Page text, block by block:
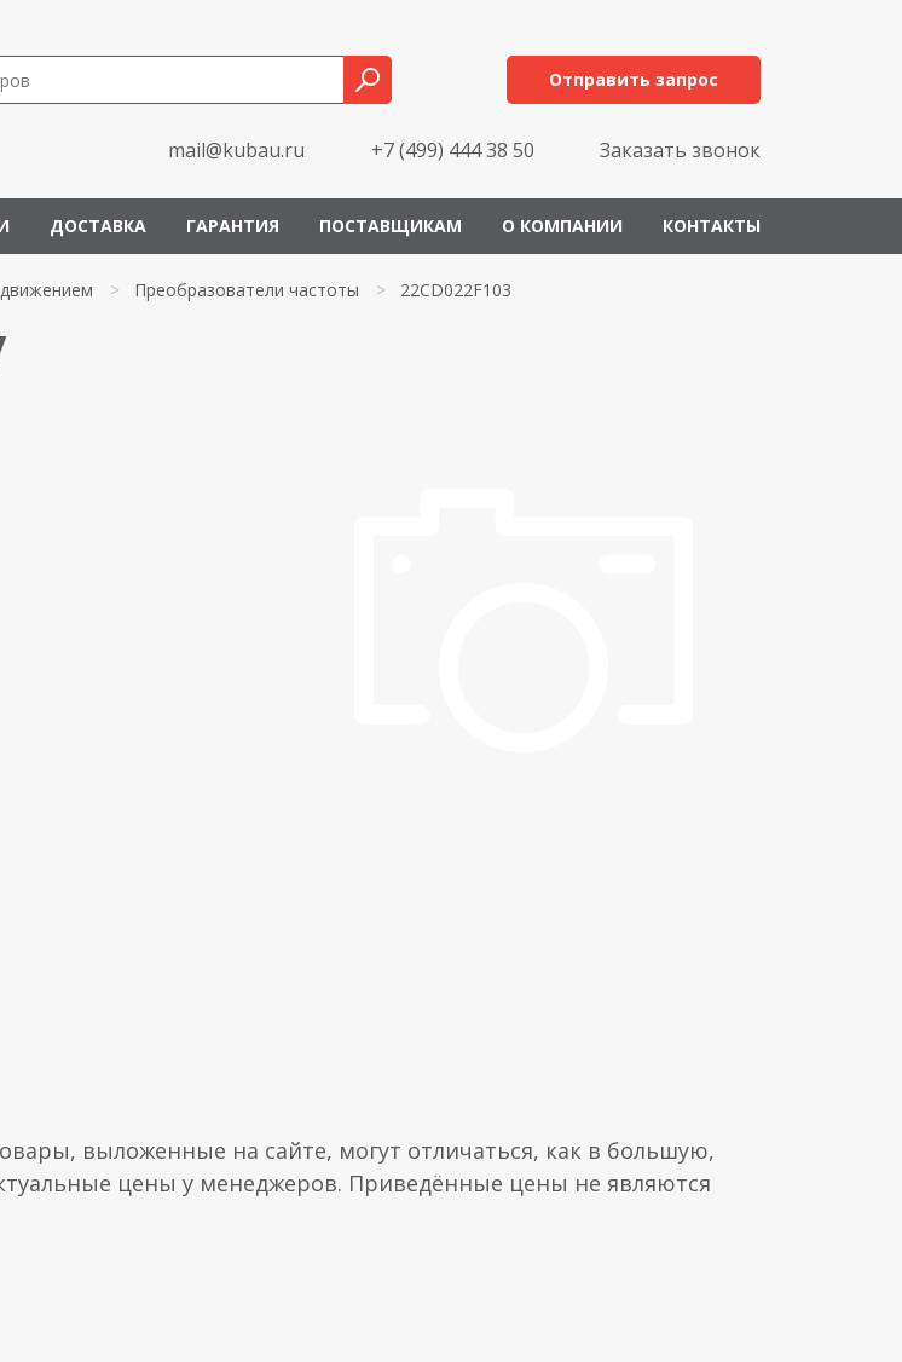
Отправить запрос
mail@kubau.ru +7 (499) 444 38 50 Заказать звонок
ДОСТАВКА ГАРАНТИЯ ПОСТАВЩИКАМ О КОМПАНИИ КОНТАКТЫ
> Преобразователи частоты > 22CD022F103
выложенные на сайте, могут отличаться, как в большую,
цены у менеджеров. Приведённые цены не являются